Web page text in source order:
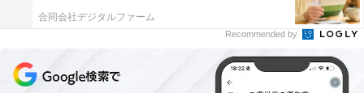
合同会社デジタルファーム
Recommended by